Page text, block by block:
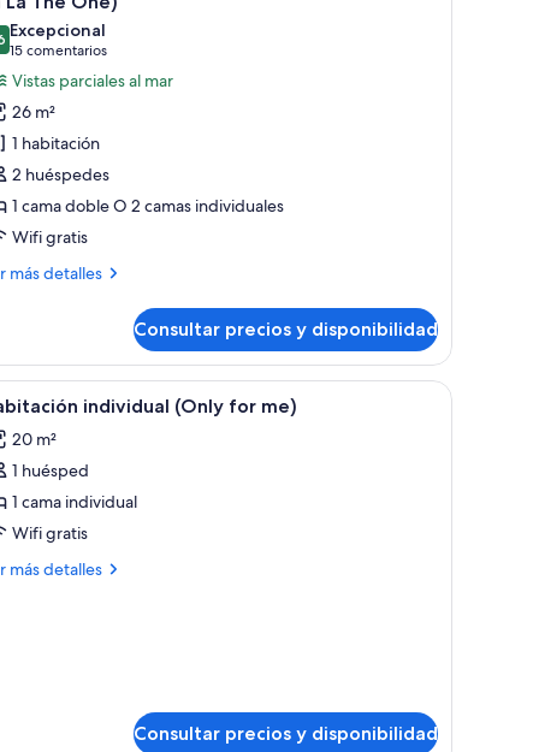
de 10
Excepcional
15 comentarios
(15 comentarios)
Vistas parciales al mar
26 m²
1 habitación
2 huéspedes
1 cama doble O 2 camas individuales
Wifi gratis
más detalles
Consultar precios y disponibilidad
con vistas amplias.
camas grandes, un ventanal con vistas y un diseño minimalista.
Una habitación de hotel moderna con una
8 individual (Only for me)
20 m²
1 huésped
1 cama individual
Wifi gratis
más detalles
Consultar precios y disponibilidad